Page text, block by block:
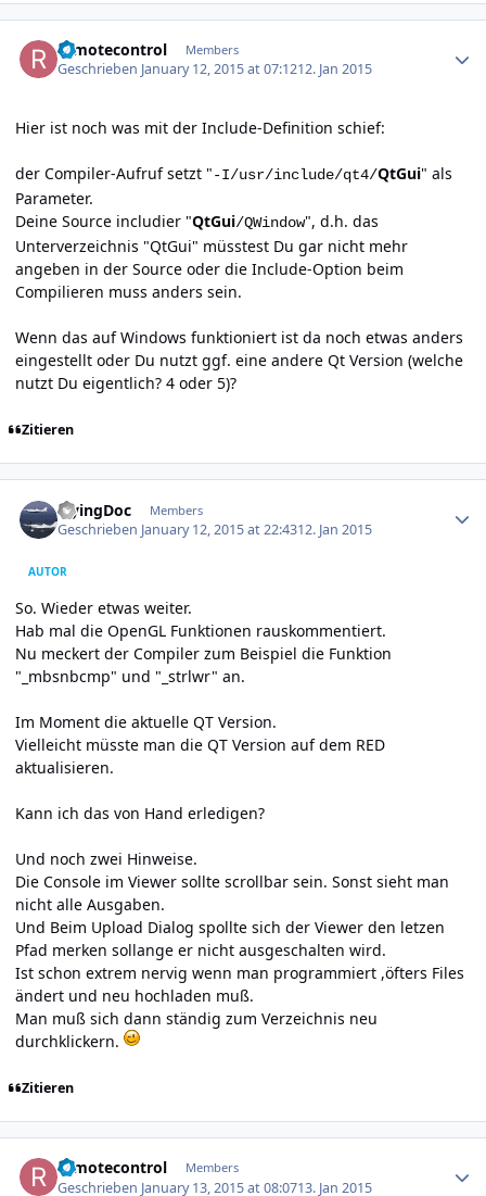
remotecontrol Members
Geschrieben January 12, 2015 at 07:1212. Jan 2015
Hier ist noch was mit der Include-Definition schief:
der Compiler-Aufruf setzt "-I/usr/include/qt4/QtGui" als
Parameter.
Deine Source includier "QtGui/QWindow", d.h. das
Unterverzeichnis "QtGui" müsstest Du gar nicht mehr
angeben in der Source oder die Include-Option beim
Compilieren muss anders sein.
Wenn das auf Windows funktioniert ist da noch etwas anders
eingestellt oder Du nutzt ggf. eine andere Qt Version (welche
nutzt Du eigentlich? 4 oder 5)?
Zitieren
FlyingDoc Members
Geschrieben January 12, 2015 at 22:4312. Jan 2015
AUTOR
So. Wieder etwas weiter.
Hab mal die OpenGL Funktionen rauskommentiert.
Nu meckert der Compiler zum Beispiel die Funktion
"_mbsnbcmp" und "_strlwr" an.
Im Moment die aktuelle QT Version.
Vielleicht müsste man die QT Version auf dem RED
aktualisieren.
Kann ich das von Hand erledigen?
Und noch zwei Hinweise.
Die Console im Viewer sollte scrollbar sein. Sonst sieht man
nicht alle Ausgaben.
Und Beim Upload Dialog spollte sich der Viewer den letzen
Pfad merken sollange er nicht ausgeschalten wird.
Ist schon extrem nervig wenn man programmiert ,öfters Files
ändert und neu hochladen muß.
Man muß sich dann ständig zum Verzeichnis neu
durchklickern.
Zitieren
remotecontrol Members
Geschrieben January 13, 2015 at 08:0713. Jan 2015